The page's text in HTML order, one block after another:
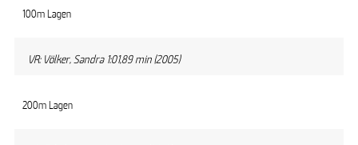
100m Lagen
VR: Völker, Sandra 1:01,89 min (2005)
200m Lagen